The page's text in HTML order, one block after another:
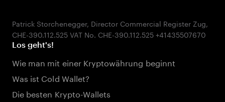
Patrick Storchenegger, Director Commercial Register Zug,
Los geht's!
Wie man mit einer Kryptowährung beginnt
Was ist Cold Wallet?
Die besten Krypto-Wallets